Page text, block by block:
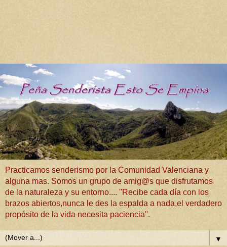
Practicamos senderismo por la Comunidad Valenciana y
alguna mas. Somos un grupo de amig@s que disfrutamos
de la naturaleza y su entorno.... ''Recibe cada día con los
brazos abiertos,nunca le des la espalda a nada,el verdadero
propósito de la vida necesita paciencia''.
▼